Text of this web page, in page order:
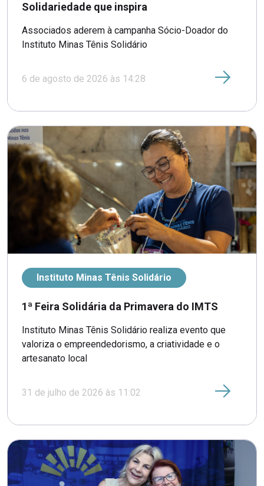
Solidariedade que inspira
Associados aderem à campanha Sócio-Doador do
Instituto Minas Tênis Solidário
6 de agosto de 2026 às 14:28
Instituto Minas Tênis Solidário
1ª Feira Solidária da Primavera do IMTS
Instituto Minas Tênis Solidário realiza evento que
valoriza o empreendedorismo, a criatividade e o
artesanato local
31 de julho de 2026 às 11:02